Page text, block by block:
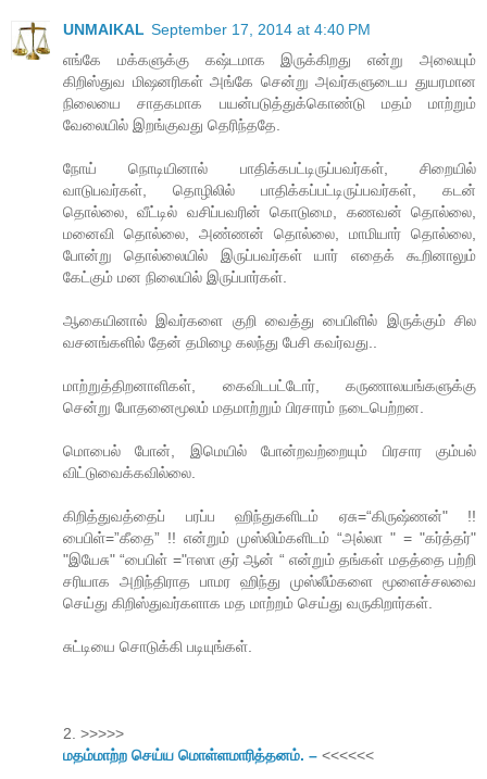
UNMAIKAL September 17, 2014 at 4:40 PM
எங்கே மக்களுக்கு கஷ்டமாக இருக்கிறது என்று அலையும்
கிறிஸ்துவ மிஷனரிகள் அங்கே சென்று அவர்களுடைய துயரமான
நிலையை சாதகமாக பயன்படுத்துக்கொண்டு மதம் மாற்றும்
வேலையில் இறங்குவது தெரிந்ததே.
நோய் நொடியினால் பாதிக்கபட்டிருப்பவர்கள், சிறையில்
வாடுபவர்கள், தொழிலில் பாதிக்கப்பட்டிருப்பவர்கள், கடன்
தொல்லை, வீட்டில் வசிப்பவரின் கொடுமை, கணவன் தொல்லை,
மனைவி தொல்லை, அண்ணன் தொல்லை, மாமியார் தொல்லை,
போன்று தொல்லையில் இருப்பவர்கள் யார் எதைக் கூறினாலும்
கேட்கும் மன நிலையில் இருப்பார்கள்.
ஆகையினால் இவர்களை குறி வைத்து பைபிளில் இருக்கும் சில
வசனங்களில் தேன் தமிழை கலந்து பேசி கவர்வது..
மாற்றுத்திறனாளிகள், கைவிடபட்டோர், கருணாலயங்களுக்கு
சென்று போதனைமூலம் மதமாற்றும் பிரசாரம் நடைபெற்றன.
மொபைல் போன், இமெயில் போன்றவற்றையும் பிரசார கும்பல்
விட்டுவைக்கவில்லை.
கிறித்துவத்தைப் பரப்ப ஹிந்துகளிடம் ஏசு=“கிருஷ்ணன்" !!
பைபிள்=”கீதை” !! என்றும் முஸ்லிம்களிடம் “அல்லா " = "கர்த்தர்"
"இயேசு" “பைபிள் ="ஈஸா குர் ஆன் “ என்றும் தங்கள் மதத்தை பற்றி
சரியாக அறிந்திராத பாமர ஹிந்து முஸ்லீம்களை மூளைச்சலவை
செய்து கிறிஸ்துவர்களாக மத மாற்றம் செய்து வருகிறார்கள்.
சுட்டியை சொடுக்கி படியுங்கள்.
2. >>>>>
ம‌த‌ம்மாற்ற‌ செய்ய‌ மொள்ள‌மாரித்த‌ன‌ம். – <<<<<<